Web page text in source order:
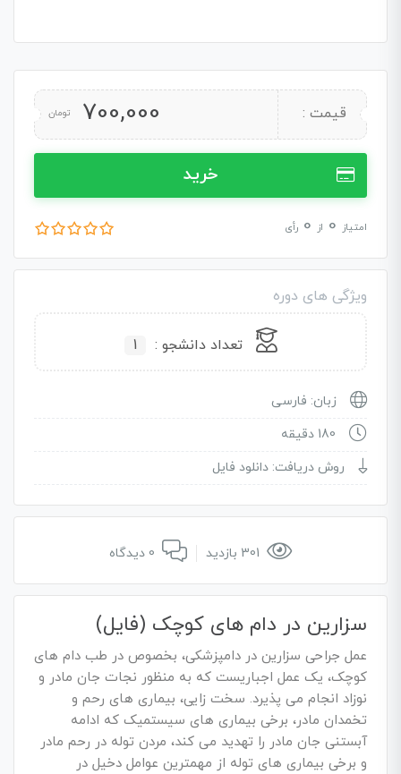
قیمت : 700,000 تومان
خرید
امتیاز 0 از 0 رأی
ویژگی های دوره
تعداد دانشجو : 1
زبان: فارسی
180 دقیقه
روش دریافت: دانلود فایل
سزارین در دام های کوچک (فایل)
عمل جراحی سزارین در دامپزشکی، بخصوص در طب دام های
کوچک، یک عمل اجباریست که به منظور نجات جان مادر و
نوزاد انجام می پذیرد. سخت زایی، بیماری های رحم و
تخمدان مادر، برخی بیماری های سیستمیک که ادامه
آبستنی جان مادر را تهدید می کند، مردن توله در رحم مادر
و برخی بیماری های توله از مهمترین عوامل دخیل در